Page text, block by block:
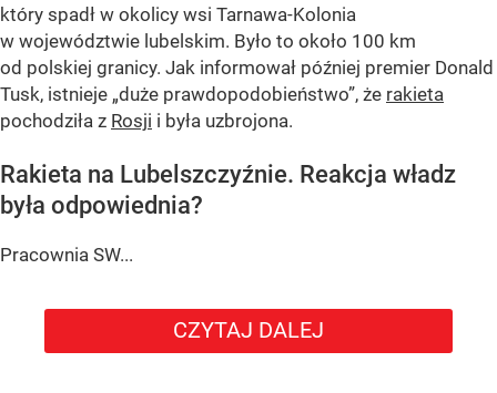
który spadł w okolicy wsi Tarnawa-Kolonia
w województwie lubelskim. Było to około 100 km
od polskiej granicy. Jak informował później premier Donald
Tusk, istnieje „duże prawdopodobieństwo”, że rakieta
pochodziła z Rosji i była uzbrojona.
Rakieta na Lubelszczyźnie. Reakcja władz
była odpowiednia?
Pracownia SW...
CZYTAJ DALEJ